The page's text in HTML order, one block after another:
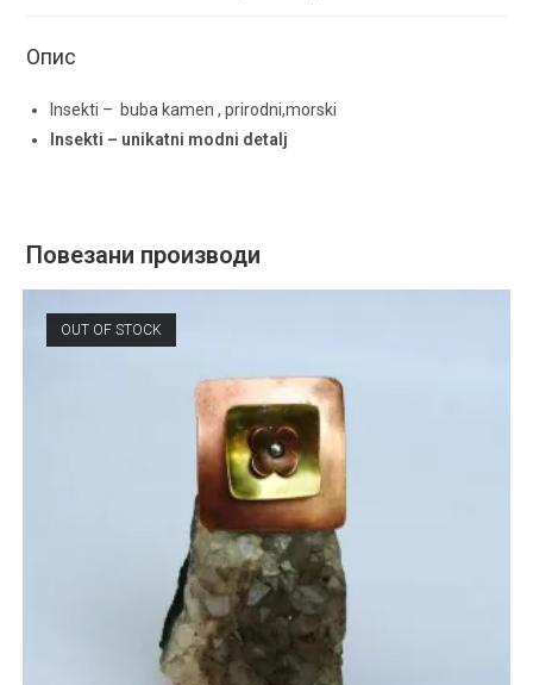
Опис
Insekti – buba kamen , prirodni,morski
Insekti – unikatni modni detalj
Повезани производи
OUT OF STOCK